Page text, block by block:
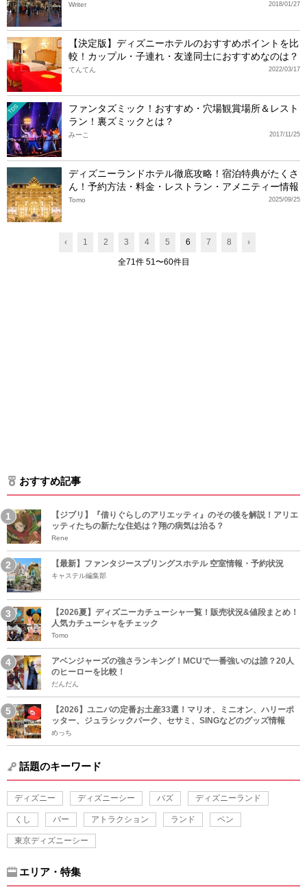
2018/01/27
Writer
【決定版】ディズニーホテルのおすすめポイントを比
較！カップル・子連れ・友達同士におすすめなのは？
2022/03/17
てんてん
TDS
ファンタズミック！おすすめ・穴場観賞場所＆レスト
ラン！裏ズミックとは？
2017/11/25
みーこ
ディズニーランドホテル徹底攻略！宿泊特典がたくさ
ん！予約方法・料金・レストラン・アメニティー情報
2025/09/25
Tomo
‹ 1 2 3 4 5 6 7 8 ›
全71件 51〜60件目
おすすめ記事
【ジブリ】『借りぐらしのアリエッティ』のその後を解説！アリエ
ッティたちの新たな住処は？翔の病気は治る？
Rene
【最新】ファンタジースプリングスホテル 空室情報・予約状況
キャステル編集部
【2026夏】ディズニーカチューシャ一覧！販売状況&値段まとめ！
人気カチューシャをチェック
Tomo
アベンジャーズの強さランキング！MCUで一番強いのは誰？20人
のヒーローを比較！
だんだん
【2026】ユニバの定番お土産33選！マリオ、ミニオン、ハリーポ
ッター、ジュラシックパーク、セサミ、SINGなどのグッズ情報
めっち
話題のキーワード
ディズニー ディズニーシー バズ ディズニーランド
くし バー アトラクション ランド ペン
東京ディズニーシー
エリア・特集